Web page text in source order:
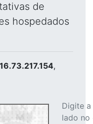
de
hospedados
,
Digite
lado no